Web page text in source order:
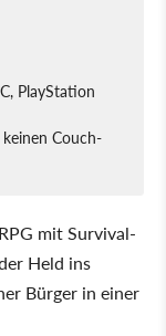
PlayStation
Couch-
mit Survival-
Held ins
Bürger in einer